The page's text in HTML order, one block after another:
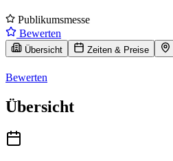
Publikumsmesse
Bewerten
Übersicht Zeiten & Preise
Bewerten
Übersicht